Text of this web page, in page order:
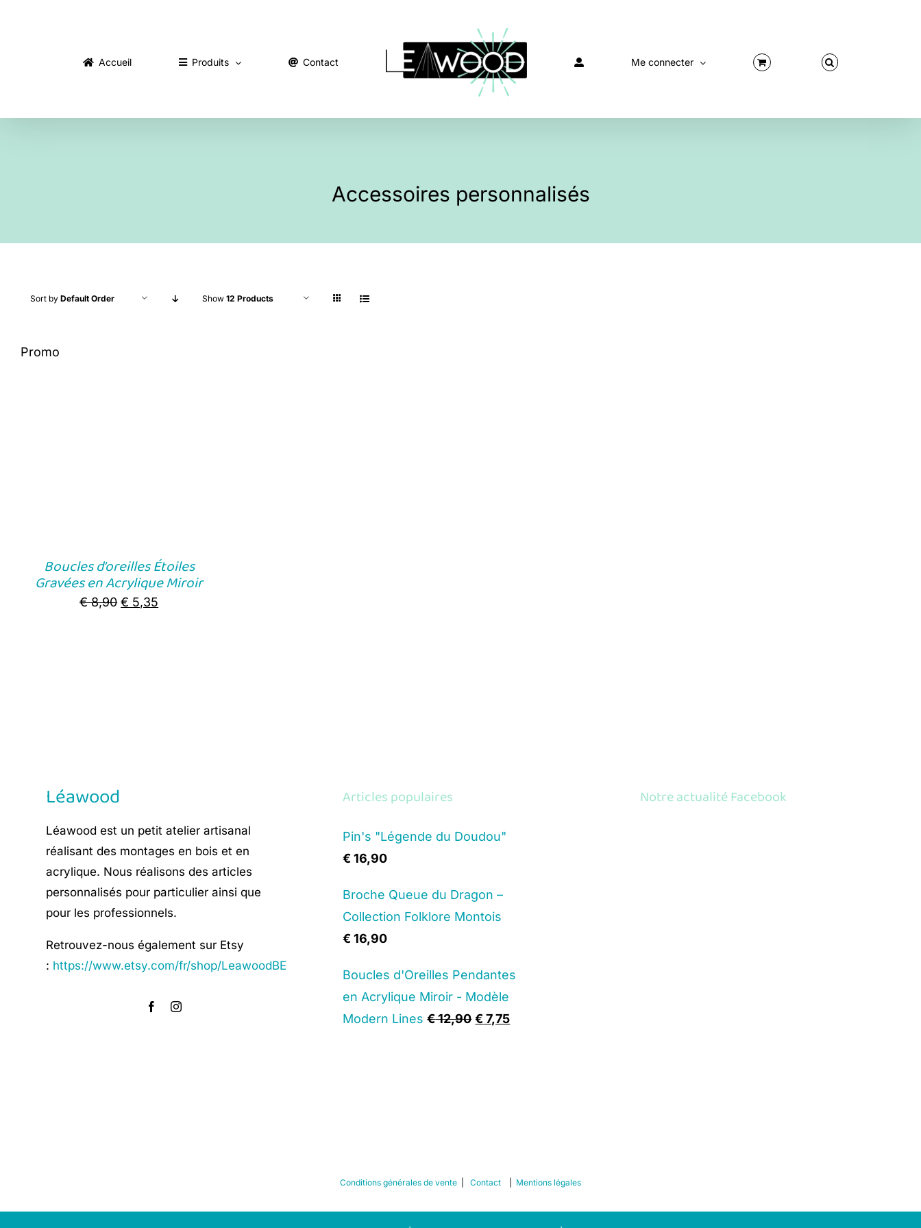
Accueil Produits Contact Me connecter
Accessoires personnalisés
Sort by Default Order Show 12 Products
Promo
Boucles d’oreilles Étoiles
Gravées en Acrylique Miroir
€8,90 Original
€ 5,35
Léawood
Léawood est un petit atelier artisanal
réalisant des montages en bois et en
acrylique. Nous réalisons des articles
personnalisés pour particulier ainsi que
pour les professionnels.
Retrouvez-nous également sur Etsy
: https://www.etsy.com/fr/shop/LeawoodBE
Articles populaires
Pin's "Légende du Doudou"
€16,90
Broche Queue du Dragon –
Collection Folklore Montois
€16,90
Boucles d'Oreilles Pendantes
en Acrylique Miroir - Modèle
Modern Lines €12,90 Original
€7,75Current
Notre actualité Facebook
Conditions générales de vente Contact Mentions légales